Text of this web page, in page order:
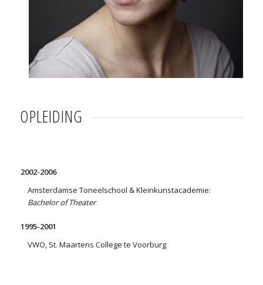
OPLEIDING
2002-2006
Amsterdamse Toneelschool & Kleinkunstacademie:
Bachelor of Theater
1995-2001
VWO, St. Maartens College te Voorburg